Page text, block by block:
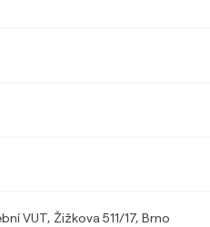
VUT, Žižkova 511/17, Brno